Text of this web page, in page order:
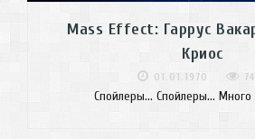
Mass Effect: Гаррус
Криос
01.01.1970
Спойлеры... Спойлеры... Много